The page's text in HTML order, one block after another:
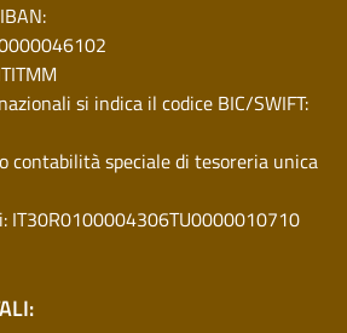
si indica il codice BIC/SWIFT:
contabilità speciale di tesoreria unica
IT30R0100004306TU0000010710